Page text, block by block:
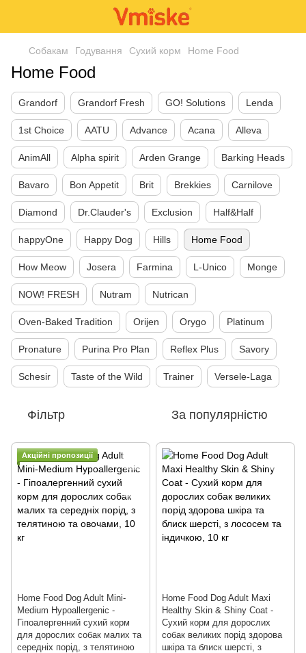
Собакам Годування Сухий корм Home Food
Home Food
Grandorf Grandorf Fresh GO! Solutions Lenda
1st Choice AATU Advance Acana Alleva
AnimAll Alpha spirit Arden Grange Barking Heads
Bavaro Bon Appetit Brit Brekkies Carnilove
Diamond Dr.Clauder's Exclusion Half&Half
happyOne Happy Dog Hills Home Food
How Meow Josera Farmina L-Unico Monge
NOW! FRESH Nutram Nutrican
Oven-Baked Tradition Orijen Orygo Platinum
Pronature Purina Pro Plan Reflex Plus Savory
Schesir Taste of the Wild Trainer Versele-Laga
Фільтр За популярністю
Акційні пропозиції
Home Food Dog Adult Mini-
Medium Hypoallergenic -
Гіпоалергенний сухий корм
для дорослих собак малих та
середніх порід, з телятиною
Home Food Dog Adult Maxi
Healthy Skin & Shiny Coat -
Сухий корм для дорослих
собак великих порід здорова
шкіра та блиск шерсті, з